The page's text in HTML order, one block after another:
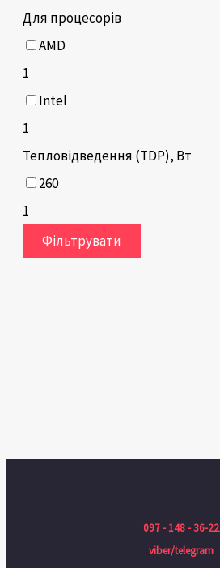
Для процесорів
AMD
1
Intel
1
Тепловідведення (TDP), Вт
260
1
Фільтрувати
097 - 148 - 36-22
viber/telegram